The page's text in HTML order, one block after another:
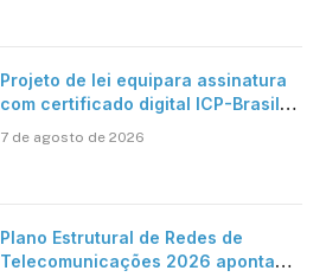
Projeto de lei equipara assinatura
com certificado digital ICP-Brasil
cartório
7 de agosto de 2026
Plano Estrutural de Redes de
Telecomunicações 2026 aponta